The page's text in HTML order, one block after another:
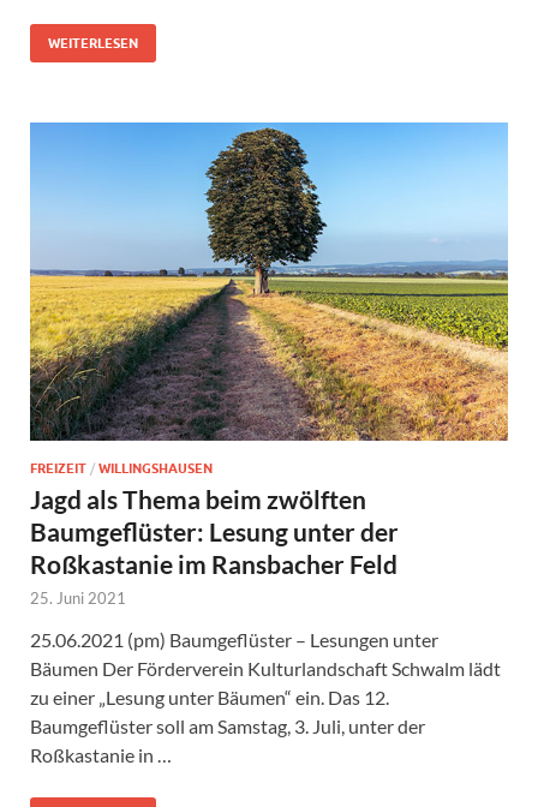
WEITERLESEN
FREIZEIT / WILLINGSHAUSEN
Jagd als Thema beim zwölften
Baumgeflüster: Lesung unter der
Roßkastanie im Ransbacher Feld
25. Juni 2021
25.06.2021 (pm) Baumgeflüster – Lesungen unter
Bäumen Der Förderverein Kulturlandschaft Schwalm lädt
zu einer „Lesung unter Bäumen“ ein. Das 12.
Baumgeflüster soll am Samstag, 3. Juli, unter der
Roßkastanie in …